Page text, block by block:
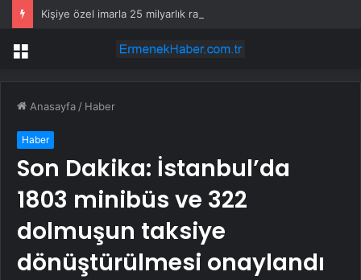
Kişiye özel imarla 25 milyarlık rant
Menü
Anasayfa / Haber
Haber
Son Dakika: İstanbul’da
1803 minibüs ve 322
dolmuşun taksiye
dönüştürülmesi onaylandı